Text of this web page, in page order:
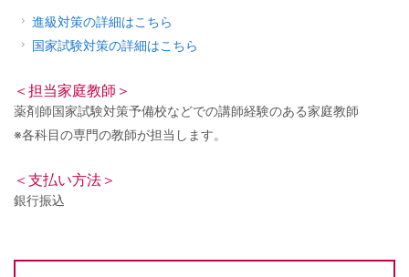
進級対策の詳細はこちら
国家試験対策の詳細はこちら
＜担当家庭教師＞
薬剤師国家試験対策予備校などでの講師経験のある家庭教師
※各科目の専門の教師が担当します。
＜支払い方法＞
銀行振込